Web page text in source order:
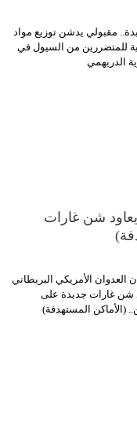
مقبولي يدشن توزيع مواد
للمتضررين من السيول في
الدريهمي
يعاود شن غارات
العدوان الأمريكي البريطاني
شن غارات جديدة على
(الأماكن المستهدفة)